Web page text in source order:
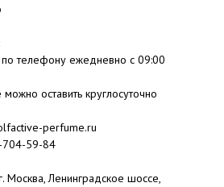
телефону ежедневно с 09:00
можно оставить круглосуточно
perfume.ru
704-59-84
Москва, Ленинградское шоссе,